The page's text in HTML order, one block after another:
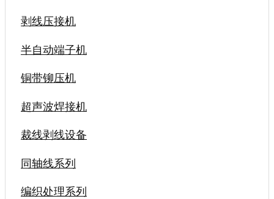
剥线压接机
半自动端子机
铜带铆压机
超声波焊接机
裁线剥线设备
同轴线系列
编织处理系列